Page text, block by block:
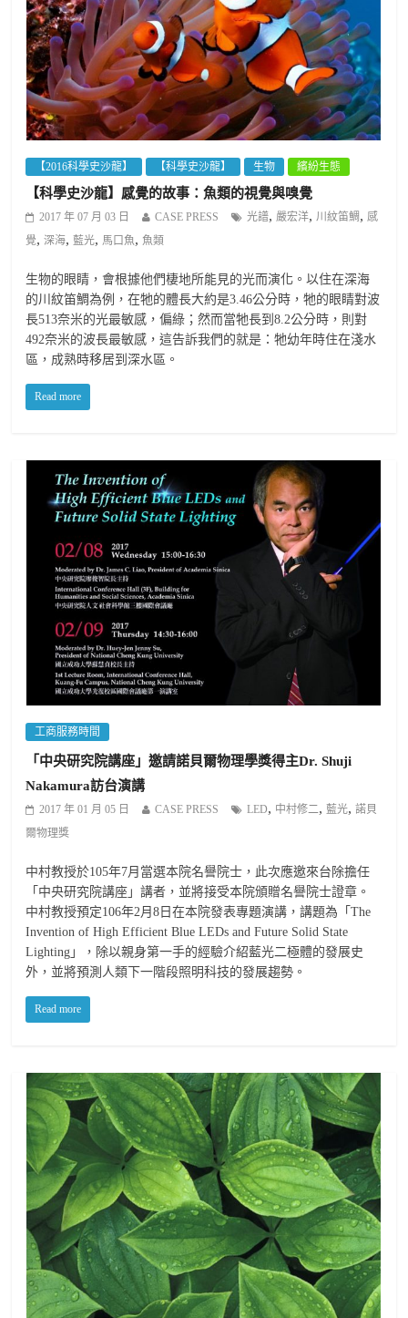
【2016科學史沙龍】 【科學史沙龍】 生物 繽紛生態
【科學史沙龍】感覺的故事：魚類的視覺與嗅覺
2017 年 07 月 03 日 CASE PRESS 光譜, 嚴宏洋, 川紋笛鯛, 感
覺,深海,藍光, 馬口魚, 魚類
生物的眼睛，會根據他們棲地所能見的光而演化。以住在深海
的川紋笛鯛為例，在牠的體長大約是3.46公分時，牠的眼睛對波
長513奈米的光最敏感，偏綠；然而當牠長到8.2公分時，則對
492奈米的波長最敏感，這告訴我們的就是：牠幼年時住在淺水
區，成熟時移居到深水區。
Read more
工商服務時間
「中央研究院講座」邀請諾貝爾物理學獎得主Dr. Shuji
Nakamura訪台演講
2017 年 01 月 05 日 CASE PRESS LED, 中村修二,藍光,諾貝
爾物理獎
中村教授於105年7月當選本院名譽院士，此次應邀來台除擔任
「中央研究院講座」講者，並將接受本院頒贈名譽院士證章。
中村教授預定106年2月8日在本院發表專題演講，講題為「The
Invention of High Efficient Blue LEDs and Future Solid State
Lighting」，除以親身第一手的經驗介紹藍光二極體的發展史
外，並將預測人類下一階段照明科技的發展趨勢。
Read more